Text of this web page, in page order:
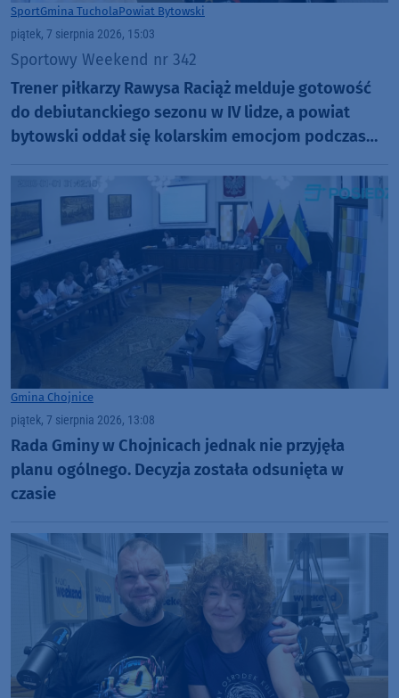
SportGmina TucholaPowiat Bytowski
piątek, 7 sierpnia 2026, 15:03
Sportowy Weekend nr 342
Trener piłkarzy Rawysa Raciąż melduje gotowość
do debiutanckiego sezonu w IV lidze, a powiat
bytowski oddał się kolarskim emocjom podczas
Gmina Chojnice
piątek, 7 sierpnia 2026, 13:08
Rada Gminy w Chojnicach jednak nie przyjęła
planu ogólnego. Decyzja została odsunięta w
czasie